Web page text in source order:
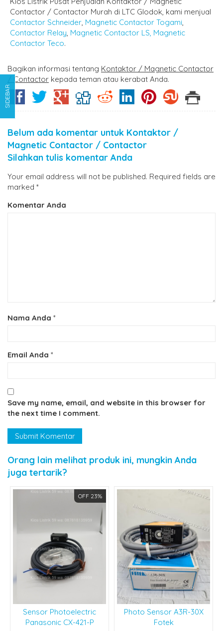
Contactor / Contactor Murah di LTC Glodok, kami menjual
Contactor Schneider, Magnetic Contactor Togami,
Contactor Relay, Magnetic Contactor LS, Magnetic
Contactor Teco.
Bagikan informasi tentang Kontaktor / Magnetic Contactor
/ Contactor kepada teman atau kerabat Anda.
Belum ada komentar untuk Kontaktor /
Magnetic Contactor / Contactor
Silahkan tulis komentar Anda
Your email address will not be published. Required fields are
marked *
Komentar Anda
Nama Anda *
Email Anda *
Save my name, email, and website in this browser for
the next time I comment.
Orang lain melihat produk ini, mungkin Anda
juga tertarik?
OFF 23%
Sensor Photoelectric
Panasonic CX-421-P
Photo Sensor A3R-30X
Fotek
SIDEBAR